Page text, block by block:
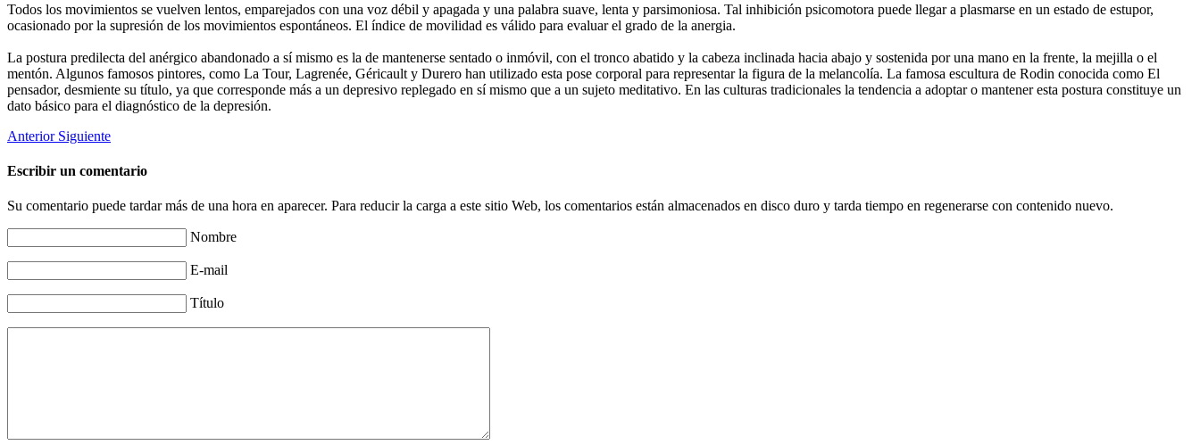
Todos los movimientos se vuelven lentos, emparejados con una voz débil y apagada y una palabra suave, lenta y parsimoniosa. Tal inhibición psicomotora puede llegar a plasmarse en un estado de estupor,
ocasionado por la supresión de los movimientos espontáneos. El índice de movilidad es válido para evaluar el grado de la anergia.
La postura predilecta del anérgico abandonado a sí mismo es la de mantenerse sentado o inmóvil, con el tronco abatido y la cabeza inclinada hacia abajo y sostenida por una mano en la frente, la mejilla o el
mentón. Algunos famosos pintores, como La Tour, Lagrenée, Géricault y Durero han utilizado esta pose corporal para representar la figura de la melancolía. La famosa escultura de Rodin conocida como El
pensador, desmiente su título, ya que corresponde más a un depresivo replegado en sí mismo que a un sujeto meditativo. En las culturas tradicionales la tendencia a adoptar o mantener esta postura constituye un
dato básico para el diagnóstico de la depresión.
Anterior Siguiente
Escribir un comentario
Su comentario puede tardar más de una hora en aparecer. Para reducir la carga a este sitio Web, los comentarios están almacenados en disco duro y tarda tiempo en regenerarse con contenido nuevo.
Nombre
E-mail
Título